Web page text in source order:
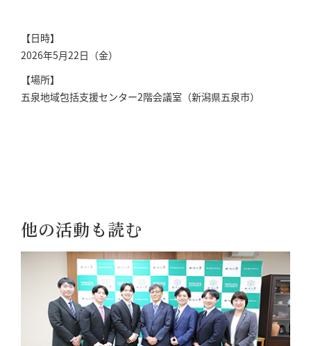
【日時】
2026年5月22日（金）
【場所】
五泉地域包括支援センター2階会議室（新潟県五泉市）
他の活動も読む